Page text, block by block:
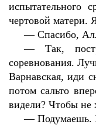
чертовой матери.
—Спасибо,
—Так,
соревнования.
Варнавская, иди
потом сальто
видели? Чтобы
—